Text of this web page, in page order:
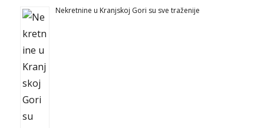
Nekretnine u Kranjskoj Gori su sve traženije